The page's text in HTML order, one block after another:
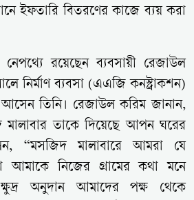
ইফতারি বিতরণের কাজে ব্যয় করা
রয়েছেন ব্যবসায়ী রেজাউল
নির্মাণ ব্যবসা (এএজি কনস্ট্রাকশন)
তিনি। রেজাউল করিম জানান,
মালাবার তাকে দিয়েছে আপন ঘরের
“মসজিদ মালাবারে আমরা যে
আমাকে নিজের গ্রামের কথা মনে
অনুদান আমাদের পক্ষ থেকে